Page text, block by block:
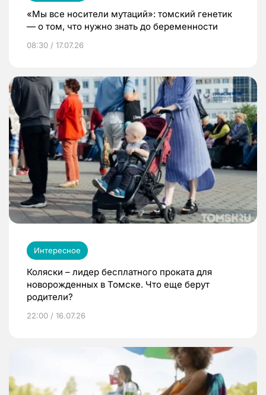
«Мы все носители мутаций»: томский генетик
— о том, что нужно знать до беременности
08:30 / 17.07.26
Интересное
Коляски – лидер бесплатного проката для
новорожденных в Томске. Что еще берут
родители?
22:00 / 16.07.26